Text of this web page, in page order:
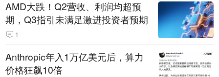
AMD大跌！Q2营收、利润均超预
期，Q3指引未满足激进投资者预期
1
Anthropic年入1万亿美元后，算力
价格狂飙10倍